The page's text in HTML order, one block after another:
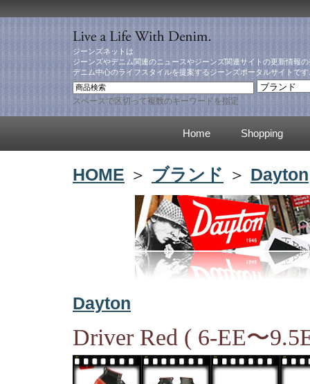
ジーンズネットは
ジーンズやデニム関連のニュースやジーンズ関連サイトの更新情報
デニム中心のライフスタイルを提案するジーンズポータルサイトで
スペースで区切って複数のキーワードを指定
Home Shopping
HOME ＞ ブランド ＞ Dayton
Dayton
Driver Red ( 6-EE〜